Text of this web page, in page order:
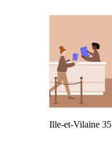
Ille-et-Vilaine 35